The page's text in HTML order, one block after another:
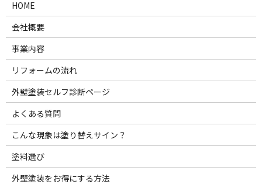
HOME
会社概要
事業内容
リフォームの流れ
外壁塗装セルフ診断ページ
よくある質問
こんな現象は塗り替えサイン？
塗料選び
外壁塗装をお得にする方法